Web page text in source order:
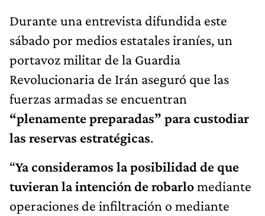
Durante una entrevista difundida este
sábado por medios estatales iraníes, un
portavoz militar de la Guardia
Revolucionaria de Irán aseguró que las
fuerzas armadas se encuentran
“plenamente preparadas” para custodiar
las reservas estratégicas.
“Ya consideramos la posibilidad de que
tuvieran la intención de robarlomediante
operaciones de infiltración o mediante